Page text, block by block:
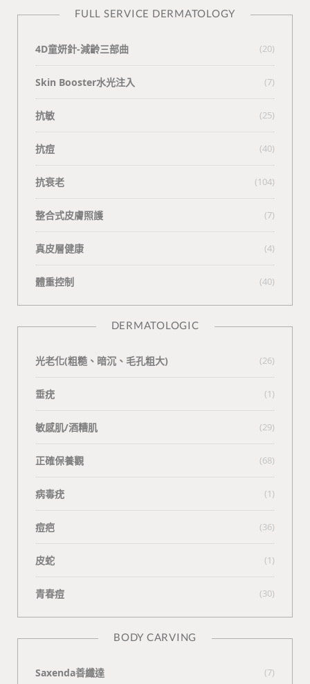
FULL SERVICE DERMATOLOGY
4D童妍針-減齡三部曲 (20)
Skin Booster水光注入 (7)
抗敏 (25)
抗痘 (40)
抗衰老 (104)
整合式皮膚照護 (7)
真皮層健康 (4)
體重控制 (40)
DERMATOLOGIC
光老化(粗糙、暗沉、毛孔粗大) (26)
垂疣 (1)
敏感肌/酒糟肌 (29)
正確保養觀 (68)
病毒疣 (1)
痘疤 (36)
皮蛇 (1)
青春痘 (30)
BODY CARVING
Saxenda善纖達 (7)